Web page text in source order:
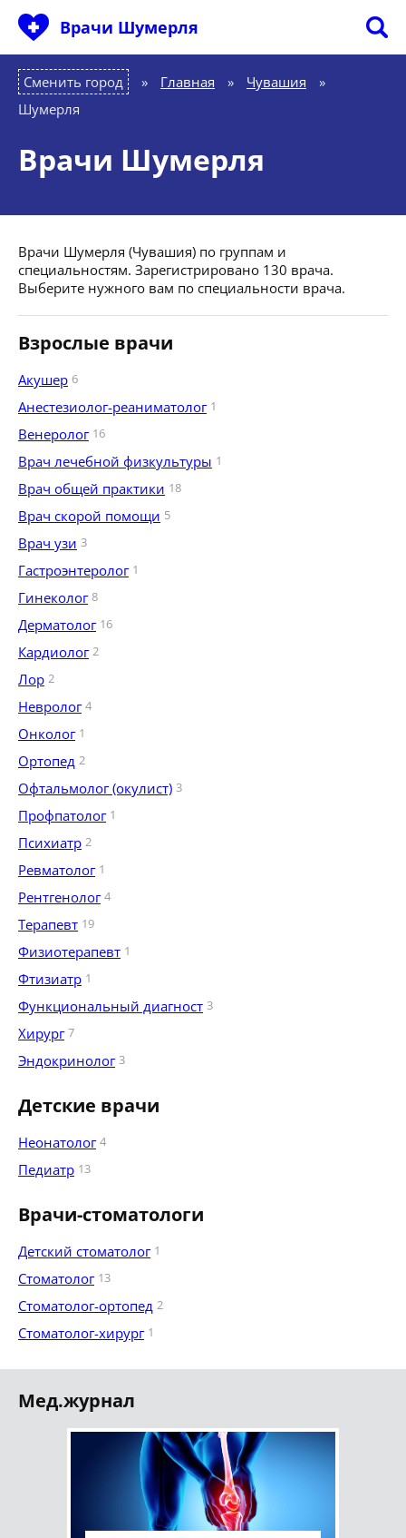
Врачи Шумерля
Сменить город Главная » Чувашия
»
Шумерля
Врачи Шумерля
Врачи Шумерля (Чувашия) по группам и
специальностям. Зарегистрировано 130 врача.
Выберите нужного вам по специальности врача.
Взрослые врачи
Акушер 6
Анестезиолог-реаниматолог 1
Венеролог 16
Врач лечебной физкультуры 1
Врач общей практики 18
Врач скорой помощи 5
Врач узи 3
Гастроэнтеролог 1
Гинеколог 8
Дерматолог 16
Кардиолог 2
Лор 2
Невролог 4
Онколог 1
Ортопед 2
Офтальмолог (окулист) 3
Профпатолог 1
Психиатр 2
Ревматолог 1
Рентгенолог 4
Терапевт 19
Физиотерапевт 1
Фтизиатр 1
Функциональный диагност 3
Хирург 7
Эндокринолог 3
Детские врачи
Неонатолог 4
Педиатр 13
Врачи-стоматологи
Детский стоматолог 1
Стоматолог 13
Стоматолог-ортопед 2
Стоматолог-хирург 1
Мед.журнал